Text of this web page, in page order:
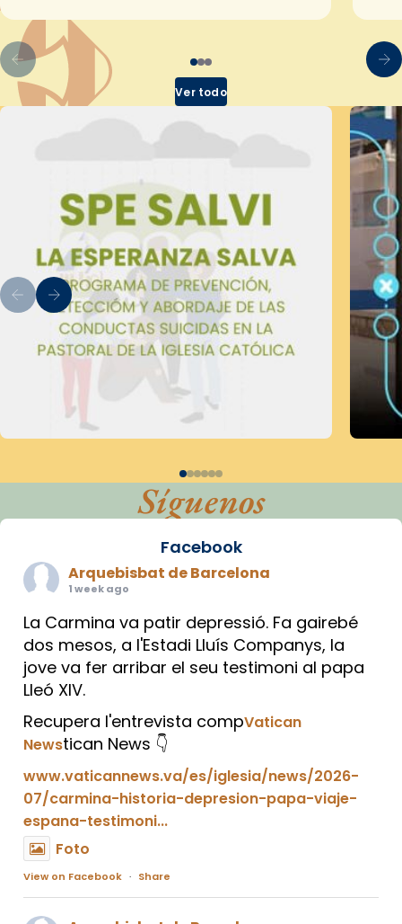
Ver todo
Síguenos
Facebook
Arquebisbat de Barcelona
1 week ago
La Carmina va patir depressió. Fa gairebé
dos mesos, a l'Estadi Lluís Companys, la
jove va fer arribar el seu testimoni al papa
Lleó XIV.
Recupera l'entrevista compVatican
Newstican News 👇
www.vaticannews.va/es/iglesia/news/2026-
07/carmina-historia-depresion-papa-viaje-
espana-testimoni...
Foto
View on Facebook · Share